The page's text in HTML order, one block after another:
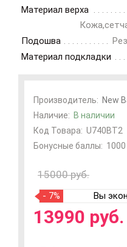
Материал верха
Подошва
Материал подкладки
Производитель: New
Наличие: В наличии
Код Товара: U740BT2
Бонусные баллы: 1000
15000 руб.
- 7% Вы
13990 руб.